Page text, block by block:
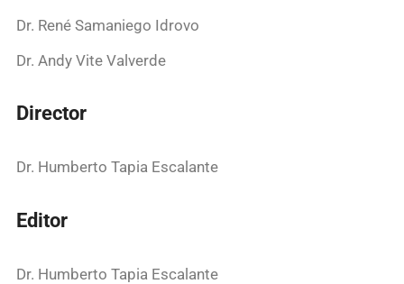
Dr. René Samaniego Idrovo
Dr. Andy Vite Valverde
Director
Dr. Humberto Tapia Escalante
Editor
Dr. Humberto Tapia Escalante